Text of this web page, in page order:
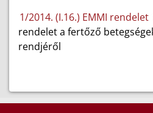
1/2014. (I.16.) EMMI rendelet
rendelet a fertőző
rendjéről